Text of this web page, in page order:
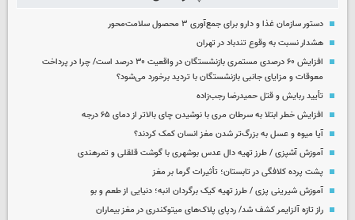
دستور سازمان غذا و دارو برای جمع‌آوری ۳ محصول سلامت‌محور
هشدار نسبت به وقوع تندباد در تهران
افزایش ۶۰ درصدی مستمری‌ بازنشستگان در واقعیت ۳۰ درصد است/ چرا در پرداخت
معوقات و مزایای جانبی بازنشستگان با تردید برخورد می‌شود؟
تأیید ربایش و قتل حمیدرضا رجب‌زاده
افزایش خطر ابتلا به سرطان مری با نوشیدن چای بالاتر از دمای ۶۵ درجه
آیا میوه و عسل به بزرگ‌تر شدن مغز انسان کمک کردند؟
آموزش آشپزی / طرز تهیه دال عدس بوشهری با گوشت قلقلی و تمرهندی
پشت پرده کلافگی در تابستان؛ تأثیرات گرما بر مغز
آموزش شیرینی پزی / طرز تهیه کیک برگردان انبه؛ دنیایی از طعم و بو
راز تازه آلزایمر کشف شد/ ردپای پلاک‌های میتوکندری در مغز بیماران